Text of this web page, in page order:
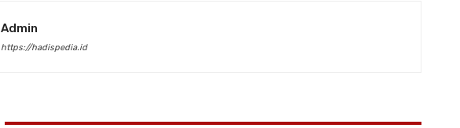
Admin
https://hadispedia.id